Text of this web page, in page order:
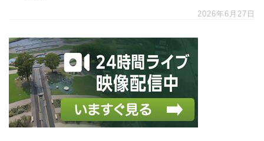
2026年6月27日